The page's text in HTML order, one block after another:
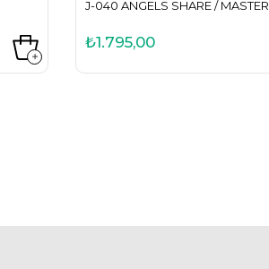
J-040 ANGELS SHARE / MASTER
₺1.795,00